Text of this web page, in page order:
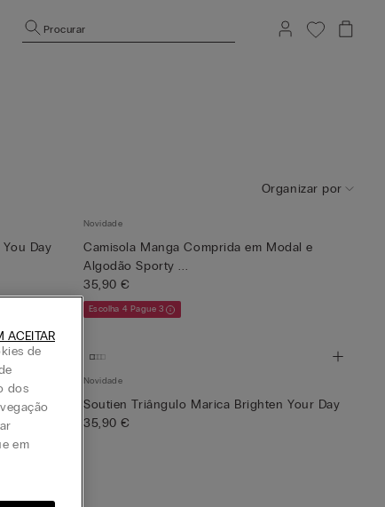
Procurar
Organizar por
Day
Novidade
Camisola Manga Comprida em Modal e
Algodão Sporty ...
35,90 €
Escolha 4 Pague 3
Day
Novidade
Soutien Triângulo Marica Brighten Your Day
35,90 €
de
dos
em
ACEITAR